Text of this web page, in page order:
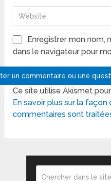
Enregistrer mon nom,
dans le navigateur pour
Ce site utilise Akismet
En savoir plus sur la
commentaires sont